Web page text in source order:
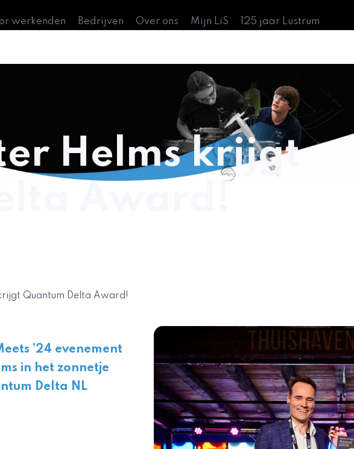
werkenden Bedrijven Over ons Mijn LiS 125 jaar Lustrum
Helms krijgt
Quantum Delta Award!
’24 evenement
in het zonnetje
Delta NL